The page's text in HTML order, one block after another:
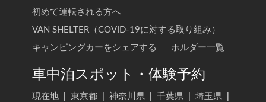
初めて運転される方へ
VAN SHELTER（COVID-19に対する取り組み）
キャンピングカーをシェアする
ホルダー一覧
車中泊スポット・体験予約
現在地 東京都 神奈川県 千葉県 埼玉県